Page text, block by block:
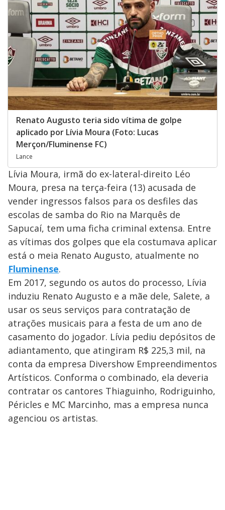
Renato Augusto teria sido vítima de golpe
aplicado por Lívia Moura (Foto: Lucas
Merçon/Fluminense FC)
Lance
Lívia Moura, irmã do ex-lateral-direito Léo
Moura, presa na terça-feira (13) acusada de
vender ingressos falsos para os desfiles das
escolas de samba do Rio na Marquês de
Sapucaí, tem uma ficha criminal extensa. Entre
as vítimas dos golpes que ela costumava aplicar
está o meia Renato Augusto, atualmente no
Fluminense.
Em 2017, segundo os autos do processo, Lívia
induziu Renato Augusto e a mãe dele, Salete, a
usar os seus serviços para contratação de
atrações musicais para a festa de um ano de
casamento do jogador. Lívia pediu depósitos de
adiantamento, que atingiram R$ 225,3 mil, na
conta da empresa Divershow Empreendimentos
Artísticos. Conforma o combinado, ela deveria
contratar os cantores Thiaguinho, Rodriguinho,
Péricles e MC Marcinho, mas a empresa nunca
agenciou os artistas.